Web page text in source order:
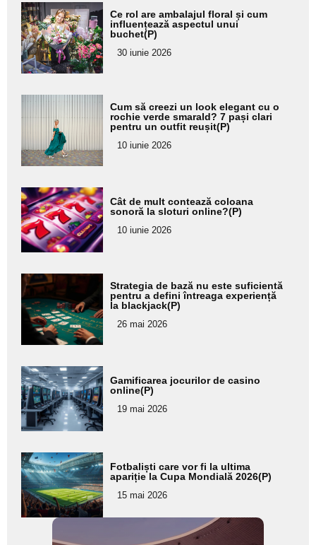
Adaugă
aici textul
pentru
subtitlu
Ce rol are ambalajul floral și cum
influențează aspectul unui
buchet(P)
30 iunie 2026
Adaugă
aici textul
pentru
subtitlu
Cum să creezi un look elegant cu o
rochie verde smarald? 7 pași clari
pentru un outfit reușit(P)
10 iunie 2026
Adaugă
aici textul
pentru
subtitlu
Cât de mult contează coloana
sonoră la sloturi online?(P)
10 iunie 2026
Adaugă
aici textul
pentru
subtitlu
Strategia de bază nu este suficientă
pentru a defini întreaga experiență
la blackjack(P)
26 mai 2026
Adaugă
aici textul
pentru
subtitlu
Gamificarea jocurilor de casino
online(P)
19 mai 2026
Adaugă
aici textul
pentru
subtitlu
Fotbaliști care vor fi la ultima
apariție la Cupa Mondială 2026(P)
15 mai 2026